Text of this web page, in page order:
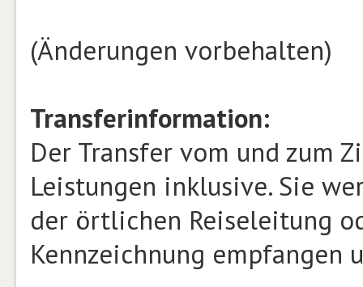
(Änderungen vorbehalten)
Transferinformation:
Der Transfer vom und zum
Leistungen inklusive. Sie
der örtlichen Reiseleitung
Kennzeichnung